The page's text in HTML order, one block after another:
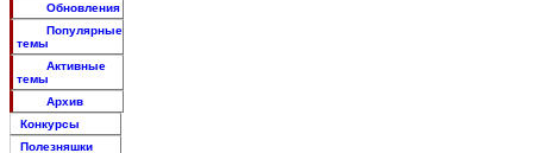
Обновления
Популярные
темы
Активные
темы
Архив
Конкурсы
Полезняшки